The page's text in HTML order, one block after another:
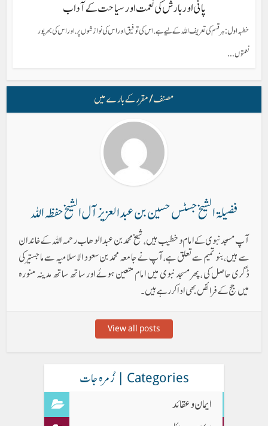
پانی اور بارش کی نعمت اور سیاحت کے آداب
خطبہ اول: ہر قسم کی تعریف اللہ کے لیے ہے، اس کی توفیق اور اس کی نوازشوں پر، اور اس کی بھرپور
نعمتوں...
مصنف/ مقرر کے بارے میں
فضیلۃ الشیخ جسٹس حسین بن عبد العزیز آل الشیخ حفظہ اللہ
آپ مسجد نبوی کے امام و خطیب ہیں، شیخ محمد بن عبدالوھاب رحمہ اللہ کے خاندان
سے ہیں، بنو تمیم سے تعلق ہے، آپ نے جامعہ محمد بن سعود الاسلامیہ سے ماجستیر کی
ڈگری حاصل کی ، پھر مسجد نبوی میں امام متعین ہوئے اور ساتھ ساتھ مدینہ منورہ
میں جج کے فرائض بھی ادا کررہے ہیں۔
View all posts
Categories | زُمرہ جات
ایمان وعقائد